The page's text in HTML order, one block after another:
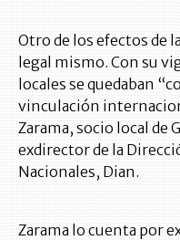
Otro de los efectos de
legal mismo. Con su
locales se quedaban
vinculación
Zarama, socio local de
exdirector de la
Nacionales, Dian.
Zarama lo cuenta por